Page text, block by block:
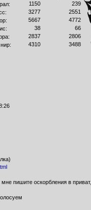
1150
239
3277
2551
5667
4772
38
66
2837
2806
4310 3488
пишите оскорбления в